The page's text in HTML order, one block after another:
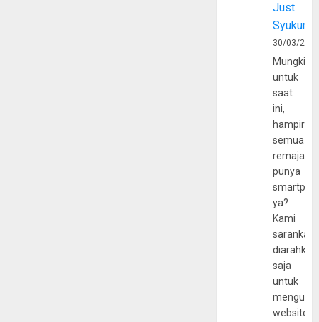
Just
Syukur
30/03/
Mungkin
untuk
saat
ini,
hampir
semua
remaja
punya
ya?
Kami
sarankan,
diarahkan
saja
untuk
website